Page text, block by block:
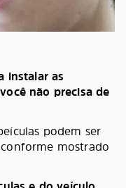
instalar as
não precisa de
podem ser
mostrado